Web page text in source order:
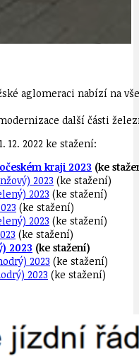
aglomeraci nabízí na
další části
12. 2022 ke stažení:
kraji 2023 (ke
2023 (ke stažení)
2023 (ke stažení)
(ke stažení)
2023 (ke stažení)
(ke stažení)
2023 (ke stažení)
2023 (ke stažení)
2023 (ke stažení)